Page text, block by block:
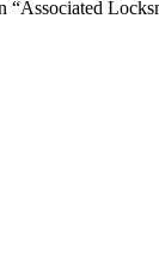
“Associated